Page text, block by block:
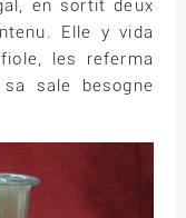
en sortit deux
Elle y vida
les referma
sale besogne